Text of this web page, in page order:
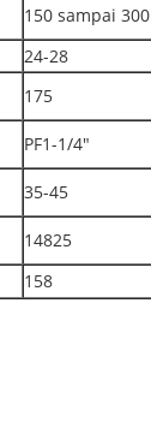
150 sampai 300
24-28
175
PF1-1/4"
35-45
14825
158